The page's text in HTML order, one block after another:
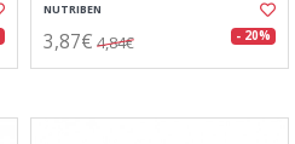
NUTRIBEN
3,87€ 4,84€ - 20%